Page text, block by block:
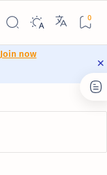
Join now